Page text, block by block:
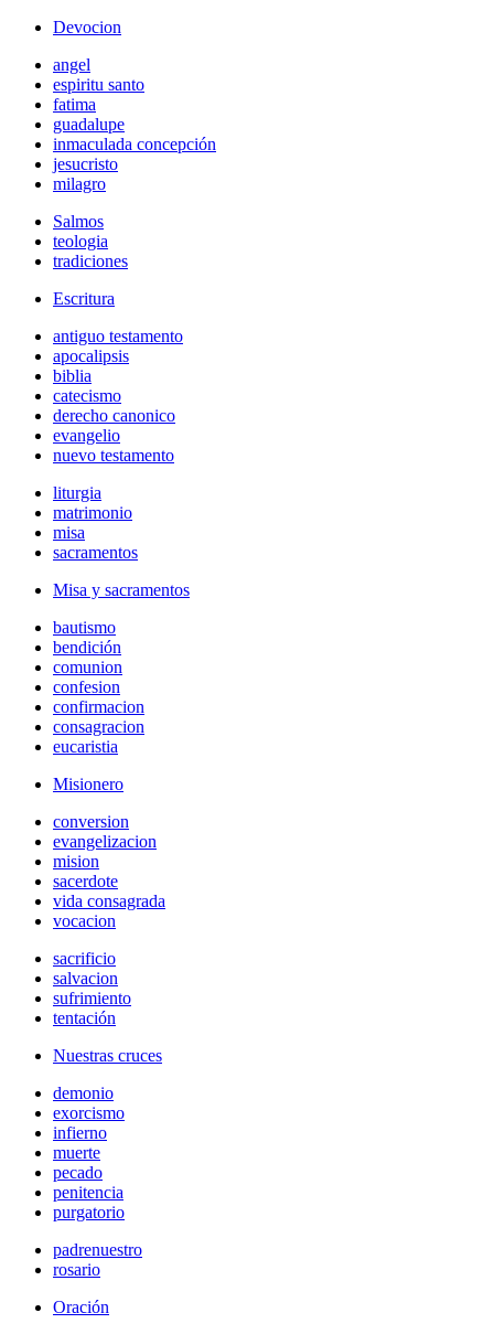
Devocion
angel
espiritu santo
fatima
guadalupe
inmaculada concepción
jesucristo
milagro
Salmos
teologia
tradiciones
Escritura
antiguo testamento
apocalipsis
biblia
catecismo
derecho canonico
evangelio
nuevo testamento
liturgia
matrimonio
misa
sacramentos
Misa y sacramentos
bautismo
bendición
comunion
confesion
confirmacion
consagracion
eucaristia
Misionero
conversion
evangelizacion
mision
sacerdote
vida consagrada
vocacion
sacrificio
salvacion
sufrimiento
tentación
Nuestras cruces
demonio
exorcismo
infierno
muerte
pecado
penitencia
purgatorio
padrenuestro
rosario
Oración